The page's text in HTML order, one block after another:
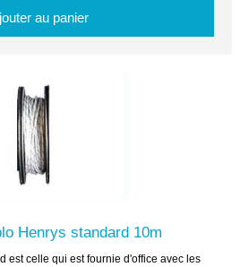
au panier
Henrys standard 10m
est celle qui est fournie d'office avec les